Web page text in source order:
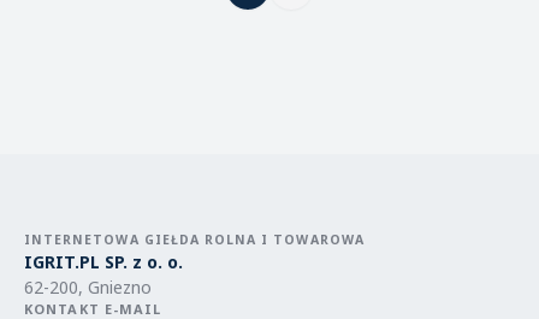
INTERNETOWA GIEŁDA ROLNA I TOWAROWA
IGRIT.PL SP. z o. o.
62-200, Gniezno
KONTAKT E-MAIL